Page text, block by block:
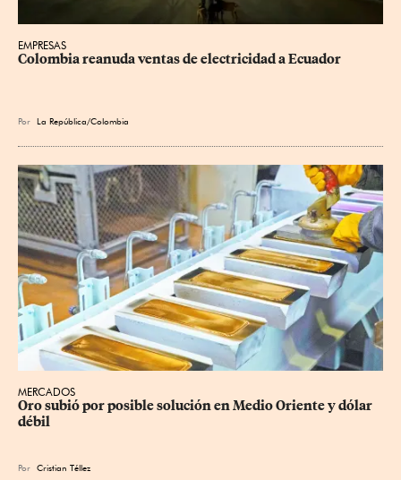
EMPRESAS
Colombia reanuda ventas de electricidad a Ecuador
Por La República/Colombia
MERCADOS
Oro subió por posible solución en Medio Oriente y dólar
débil
Por Cristian Téllez